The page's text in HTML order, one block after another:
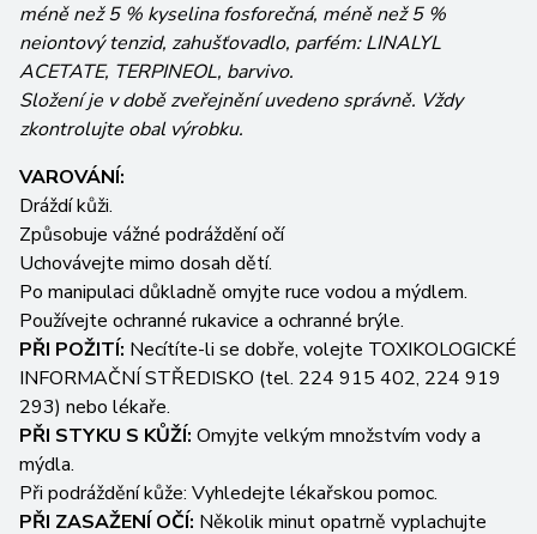
méně než 5 % kyselina fosforečná, méně než 5 %
neiontový tenzid, zahušťovadlo, parfém: LINALYL
ACETATE, TERPINEOL, barvivo.
Složení je v době zveřejnění uvedeno správně. Vždy
zkontrolujte obal výrobku.
VAROVÁNÍ:
Dráždí kůži.
Způsobuje vážné podráždění očí
Uchovávejte mimo dosah dětí.
Po manipulaci důkladně omyjte ruce vodou a mýdlem.
Používejte ochranné rukavice a ochranné brýle.
PŘI POŽITÍ: Necítíte-li se dobře, volejte TOXIKOLOGICKÉ
INFORMAČNÍ STŘEDISKO (tel. 224 915 402, 224 919
293) nebo lékaře.
PŘI STYKU S KŮŽÍ: Omyjte velkým množstvím vody a
mýdla.
Při podráždění kůže: Vyhledejte lékařskou pomoc.
PŘI ZASAŽENÍ OČÍ: Několik minut opatrně vyplachujte